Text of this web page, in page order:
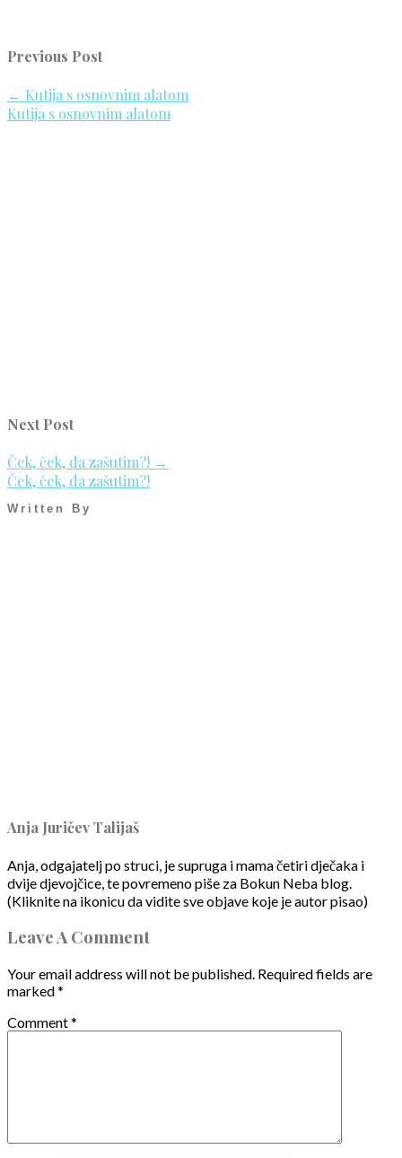
Previous Post
← Kutija s osnovnim alatom
Kutija s osnovnim alatom
Next Post
Ček, ček, da zašutim?! →
Ček, ček, da zašutim?!
Written By
Anja Juričev Talijaš
Anja, odgajatelj po struci, je supruga i mama četiri dječaka i
dvije djevojčice, te povremeno piše za Bokun Neba blog.
(Kliknite na ikonicu da vidite sve objave koje je autor pisao)
Leave A Comment
Your email address will not be published. Required fields are
marked*
Comment*